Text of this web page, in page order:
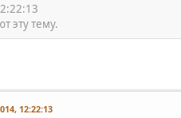
эту тему.
12:22:13